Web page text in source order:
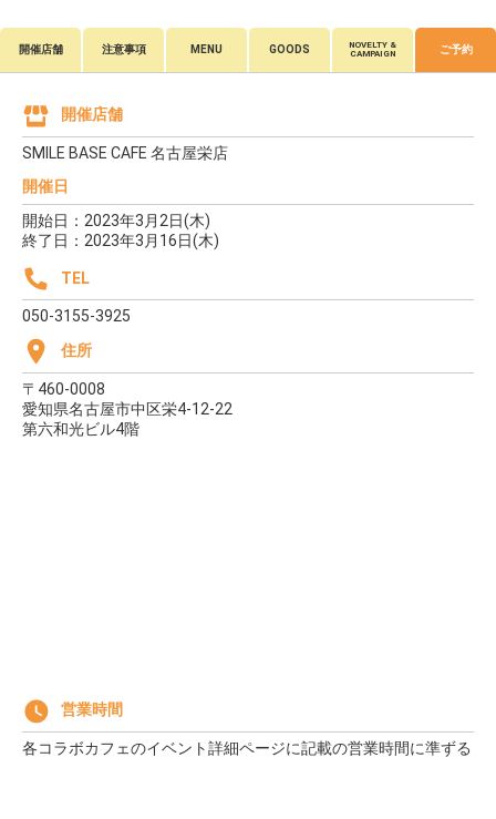
開催店舗 注意事項 MENU GOODS
NOVELTY &
CAMPAIGN
ご予約
開催店舗
SMILE BASE CAFE 名古屋栄店
開催日
開始日：2023年3月2日(木)
終了日：2023年3月16日(木)
TEL
050-3155-3925
住所
〒460-0008
愛知県名古屋市中区栄4-12-22
第六和光ビル4階
営業時間
各コラボカフェのイベント詳細ページに記載の営業時間に準ずる